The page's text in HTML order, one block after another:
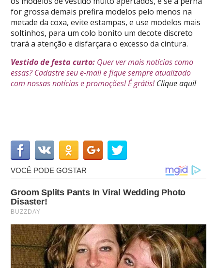
for grossa demais prefira modelos pelo menos na
metade da coxa, evite estampas, e use modelos mais
soltinhos, para um colo bonito um decote discreto
trará a atenção e disfarçara o excesso da cintura.
Vestido de festa curto: Quer ver mais notícias como
essas? Cadastre seu e-mail e fique sempre atualizado
com nossas notícias e promoções! É grátis!Clique aqui!